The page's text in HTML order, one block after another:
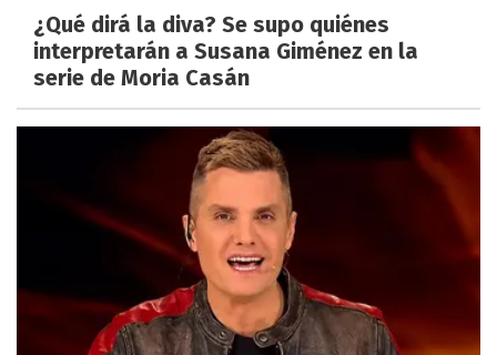
¿Qué dirá la diva? Se supo quiénes
interpretarán a Susana Giménez en la
serie de Moria Casán